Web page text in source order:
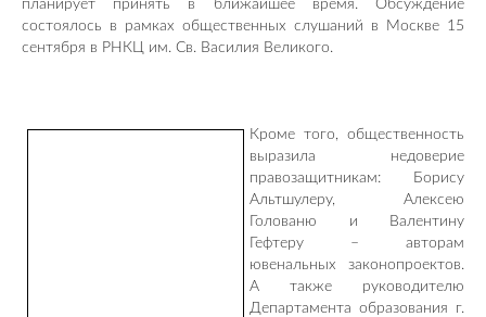
планирует принять в ближайшее время. Обсуждение
состоялось в рамках общественных слушаний в Москве 15
сентября в РНКЦ им. Св. Василия Великого.
Кроме того, общественность
выразила недоверие
правозащитникам: Борису
Альтшулеру, Алексею
Голованю и Валентину
Гефтеру – авторам
ювенальных законопроектов.
А также руководителю
Департамента образования г.